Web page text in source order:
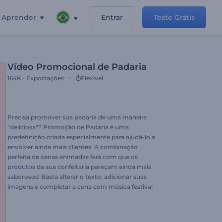
Aprender Entrar Teste Grátis
Vídeo Promocional de Padaria
164K+ Exportações Flexível
Precisa promover sua padaria de uma maneira
"deliciosa"? Promoção de Padaria é uma
predefinição criada especialmente para ajudá-lo a
envolver ainda mais clientes. A combinação
perfeita de cenas animadas fará com que os
produtos da sua confeitaria pareçam ainda mais
saborosos! Basta alterar o texto, adicionar suas
imagens e completar a cena com música festiva!